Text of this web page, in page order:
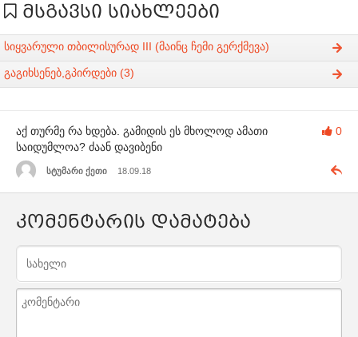
მსგავსი სიახლეები
სიყვარული თბილისურად III (მაინც ჩემი გერქმევა)
გაგიხსენებ,გპირდები (3)
0
აქ თურმე რა ხდება. გამიდის ეს მხოლოდ ამათი
საიდუმლოა? ძაან დავიბენი
სტუმარი ქეთი 18.09.18
კომენტარის დამატება